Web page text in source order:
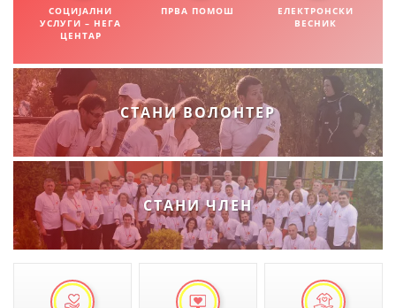
МЕЃУНАРОДНА СОРАБОТКА
ЗНАЧЕЊЕ НА СЛУЖБАТА ЗА БАРАЊЕ
ФОРМУЛАРИ ЗА БАРАЊА
ЗДРАВСТВЕНО ПРЕВЕНТИВНА ДЕЈНОСТ
ПРВА ПОМОШ
ИНФОРМАЦИИ ЗА БОЛЕСТИ
СОЦИЈАЛНИ
УСЛУГИ – НЕГА
ЦЕНТАР
ПРВА ПОМОШ
ЕЛЕКТРОНСКИ
ВЕСНИК
СТАНИ ВОЛОНТЕР
СТАНИ ЧЛЕН